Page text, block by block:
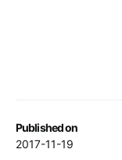
Published on
2017-11-19